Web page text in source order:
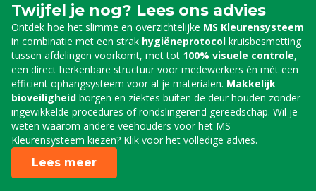
Twijfel je nog? Lees ons advies
Ontdek hoe het slimme en overzichtelijke MS Kleurensysteem
in combinatie met een strak hygiëneprotocol kruisbesmetting
tussen afdelingen voorkomt, met tot 100% visuele controle,
een direct herkenbare structuur voor medewerkers én mét een
efficiënt ophangsysteem voor al je materialen. Makkelijk
bioveiligheid borgen en ziektes buiten de deur houden zonder
ingewikkelde procedures of rondslingerend gereedschap. Wil je
weten waarom andere veehouders voor het MS
Kleurensysteem kiezen? Klik voor het volledige advies.
Lees meer